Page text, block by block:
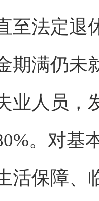
至法定退
期满仍未
业人员，
。对基
活保障、